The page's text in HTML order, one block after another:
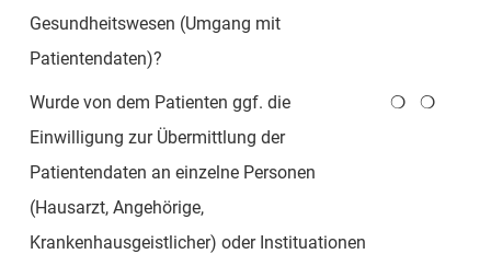
Gesundheitswesen (Umgang mit
Patientendaten)?
Wurde von dem Patienten ggf. die
Einwilligung zur Übermittlung der
Patientendaten an einzelne Personen
(Hausarzt, Angehörige,
Krankenhausgeistlicher) oder Instituationen
❍ ❍